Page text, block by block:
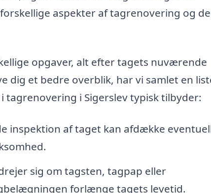
aspekter af tagrenovering og de
opgaver, alt efter tagets nuværende
dig et bedre overblik, har vi samlet en
tagrenovering i Sigerslev typisk tilbyder:
inspektion af taget kan afdække
sig om tagsten, tagpap eller
forlænge tagets levetid.